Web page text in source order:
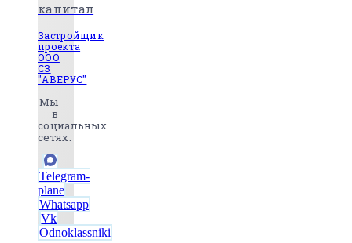
капитал
Застройщик
проекта
ООО
СЗ
"АВЕРУС"
Мы
в
социальных
сетях:
Telegram-
plane
Whatsapp
Vk
Odnoklassniki